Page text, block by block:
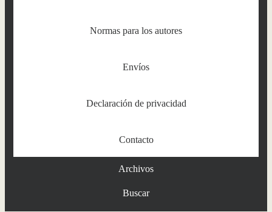
Normas para los autores
Envíos
Declaración de privacidad
Contacto
Archivos
Buscar